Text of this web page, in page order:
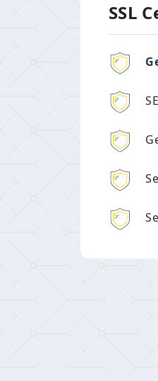
SSL